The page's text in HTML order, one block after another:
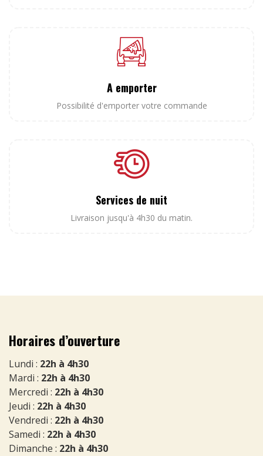
A emporter
Possibilité d'emporter votre commande
Services de nuit
Livraison jusqu'à 4h30 du matin.
Horaires d’ouverture
Lundi : 22h à 4h30
Mardi : 22h à 4h30
Mercredi : 22h à 4h30
Jeudi : 22h à 4h30
Vendredi : 22h à 4h30
Samedi : 22h à 4h30
Dimanche : 22h à 4h30